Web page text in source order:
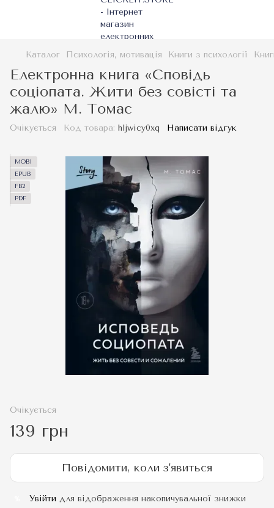
Каталог Психологія, мотивація Книги з психології
Електронна книга «Сповідь
соціопата. Жити без совісті та
жалю» М. Томас
Очікується Код товара: hljwicy0xq Написати відгук
MOBI
EPUB
FB2
PDF
Очікується
139 грн
Повідомити, коли з'явиться
Увійти для відображення накопичувальної знижки